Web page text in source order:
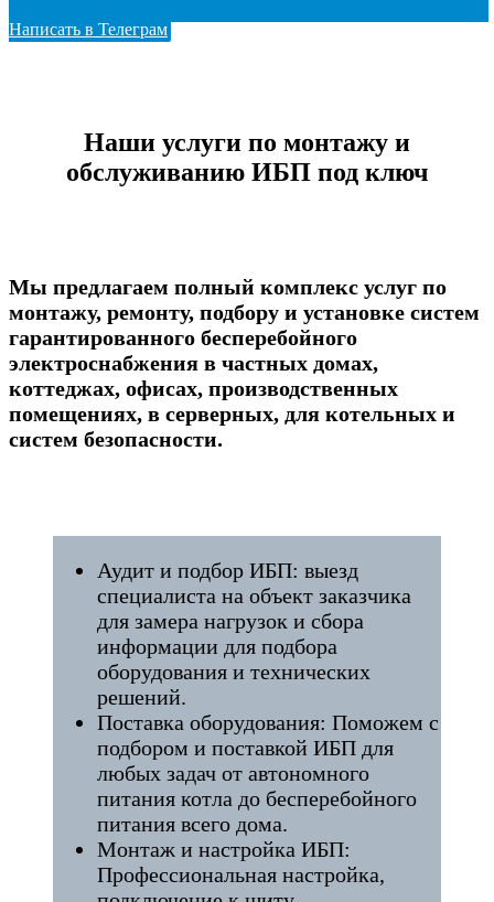
Написать в Телеграм
Наши услуги по монтажу и
обслуживанию ИБП под ключ
Мы предлагаем полный комплекс услуг по
монтажу, ремонту, подбору и установке систем
гарантированного бесперебойного
электроснабжения в частных домах,
коттеджах, офисах, производственных
помещениях, в серверных, для котельных и
систем безопасности.
Аудит и подбор ИБП: выезд
специалиста на объект заказчика
для замера нагрузок и сбора
информации для подбора
оборудования и технических
решений.
Поставка оборудования: Поможем с
подбором и поставкой ИБП для
любых задач от автономного
питания котла до бесперебойного
питания всего дома.
Монтаж и настройка ИБП:
Профессиональная настройка,